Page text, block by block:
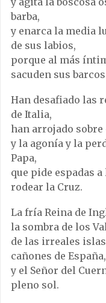
barba,
y enarca la media
de sus labios,
porque al más
sacuden sus
Han desafiado las
de Italia,
han arrojado
y la agonía y la
Papa,
que pide espadas
rodear la Cruz.
La fría Reina de
la sombra de los
de las irreales
cañones de España,
y el Señor del
pleno sol.